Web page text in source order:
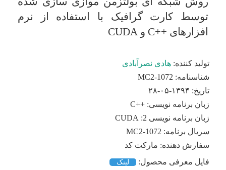
توسط کارت گرافیک با استفاده از نرم
افزارهای ++C و CUDA
تولید کننده: هادی نصرآبادی
شناسنامه: MC2-1072
تاریخ: ۱۳۹۴-۰۵-۲۸
زبان برنامه نویسی: ++C
زبان برنامه نویسی 2:
CUDA
سریال برنامه: MC2-1072
سفارش دهنده: مارکت کد
فایل معرفی محصول:
لینک